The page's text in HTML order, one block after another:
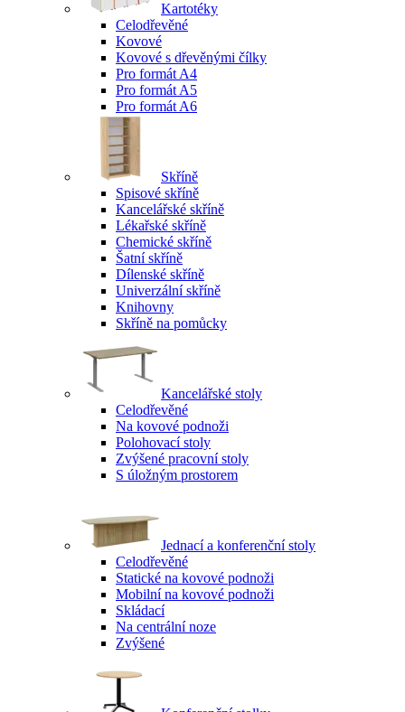
Kartotéky
Celodřevěné
Kovové
Kovové s dřevěnými čílky
Pro formát A4
Pro formát A5
Pro formát A6
Skříně
Spisové skříně
Kancelářské skříně
Lékařské skříně
Chemické skříně
Šatní skříně
Dílenské skříně
Univerzální skříně
Knihovny
Skříně na pomůcky
Kancelářské stoly
Celodřevěné
Na kovové podnoži
Polohovací stoly
Zvýšené pracovní stoly
S úložným prostorem
Jednací a konferenční stoly
Celodřevěné
Statické na kovové podnoži
Mobilní na kovové podnoži
Skládací
Na centrální noze
Zvýšené